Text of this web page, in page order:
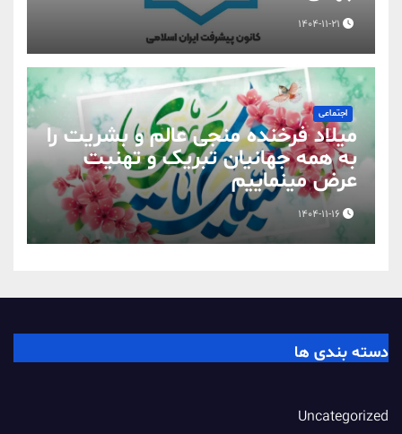
1404-11-21
اجتماعی
میلاد فرخنده منجی عالم و بشریت را
به همه جهانیان تبریک و تهنیت
عرض مینماییم
1404-11-16
دسته بندی ها
Uncategorized